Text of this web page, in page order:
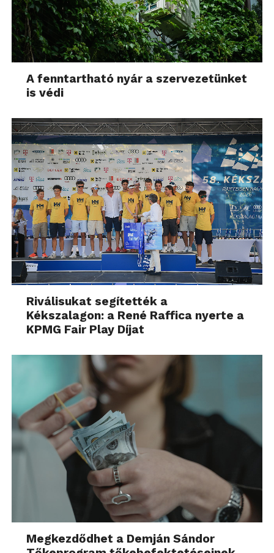
A fenntartható nyár a szervezetünket
is védi
Riválisukat segítették a
Kékszalagon: a René Raffica nyerte a
KPMG Fair Play Díjat
Megkezdődhet a Demján Sándor